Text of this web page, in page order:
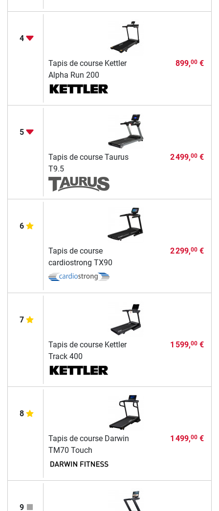
4
Tapis de course Kettler
Alpha Run 200
899,00€
5
Tapis de course Taurus
T9.5
2 499,00€
6
Tapis de course
cardiostrong TX90
2 299,00€
7
Tapis de course Kettler
Track 400
1 599,00€
8
Tapis de course Darwin
TM70 Touch
1 499,00€
9